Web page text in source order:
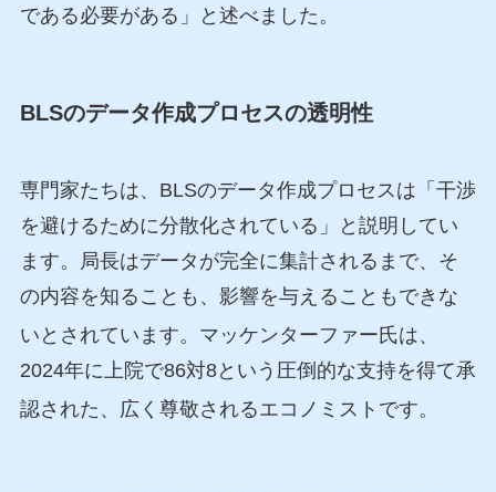
である必要がある」と述べました。
BLSのデータ作成プロセスの透明性
専門家たちは、BLSのデータ作成プロセスは「干渉
を避けるために分散化されている」と説明してい
ます。局長はデータが完全に集計されるまで、そ
の内容を知ることも、影響を与えることもできな
いとされています。マッケンターファー氏は、
2024年に上院で86対8という圧倒的な支持を得て承
認された、広く尊敬されるエコノミストです。